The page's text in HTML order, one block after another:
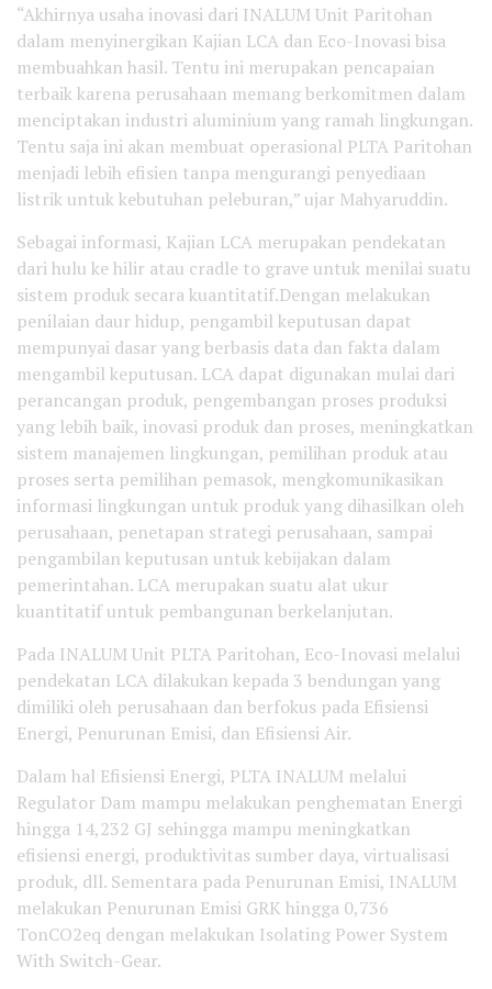
“Akhirnya usaha inovasi dari INALUM Unit Paritohan
dalam menyinergikan Kajian LCA dan Eco-Inovasi bisa
membuahkan hasil. Tentu ini merupakan pencapaian
terbaik karena perusahaan memang berkomitmen dalam
menciptakan industri aluminium yang ramah lingkungan.
Tentu saja ini akan membuat operasional PLTA Paritohan
menjadi lebih efisien tanpa mengurangi penyediaan
listrik untuk kebutuhan peleburan,” ujar Mahyaruddin.
Sebagai informasi, Kajian LCA merupakan pendekatan
dari hulu ke hilir atau cradle to grave untuk menilai suatu
sistem produk secara kuantitatif.Dengan melakukan
penilaian daur hidup, pengambil keputusan dapat
mempunyai dasar yang berbasis data dan fakta dalam
mengambil keputusan. LCA dapat digunakan mulai dari
perancangan produk, pengembangan proses produksi
yang lebih baik, inovasi produk dan proses, meningkatkan
sistem manajemen lingkungan, pemilihan produk atau
proses serta pemilihan pemasok, mengkomunikasikan
informasi lingkungan untuk produk yang dihasilkan oleh
perusahaan, penetapan strategi perusahaan, sampai
pengambilan keputusan untuk kebijakan dalam
pemerintahan. LCA merupakan suatu alat ukur
kuantitatif untuk pembangunan berkelanjutan.
Pada INALUM Unit PLTA Paritohan, Eco-Inovasi melalui
pendekatan LCA dilakukan kepada 3 bendungan yang
dimiliki oleh perusahaan dan berfokus pada Efisiensi
Energi, Penurunan Emisi, dan Efisiensi Air.
Dalam hal Efisiensi Energi, PLTA INALUM melalui
Regulator Dam mampu melakukan penghematan Energi
hingga 14,232 GJ sehingga mampu meningkatkan
efisiensi energi, produktivitas sumber daya, virtualisasi
produk, dll. Sementara pada Penurunan Emisi, INALUM
melakukan Penurunan Emisi GRK hingga 0,736
TonCO2eq dengan melakukan Isolating Power System
With Switch-Gear.